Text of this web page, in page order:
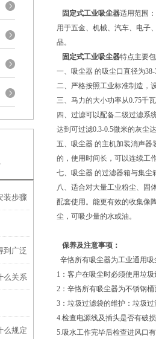
装步骤
到广泛
么关系
么规定
固定式工业吸尘器适用范围
用于五金、机械、汽车、电子
品。
固定式工业吸尘器特点主要
一、吸尘器 的吸尘口直径为
二、严格按照工业标准制造，
三、马力的大小功率从0.75千
四、过滤可以配备二级过滤系
达到可过滤0.3-0.5微米的灰尘
五、吸尘器 的主机加装消声器
的，使用时间长，可以连续工
七、吸尘器 的过滤器箱与集尘
八、适合对大量工业粉尘、固
配套使用。能更有效的收集像
尘，可吸少量的水或油。
保养及注意事项：
辛恪所有吸尘器为工业通用
1：客户在吸尘时必须使用垃
2：辛恪所有吸尘器为不锈钢
3：垃圾过滤袋的维护：垃圾
4.检查电源线及插头是否有破
5.吸水工作完毕后检查进风口